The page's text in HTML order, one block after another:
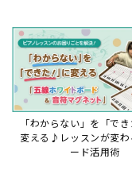
「わからない」を「で
変える♪レッスンが変わ
ード活用術